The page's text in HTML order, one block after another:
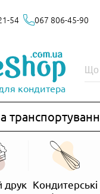
кондитера
54 067 806-45-90
друк Кондитерські